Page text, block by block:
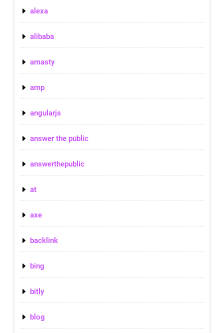
alexa
alibaba
amasty
amp
angularjs
answer the public
answerthepublic
at
axe
backlink
bing
bitly
blog